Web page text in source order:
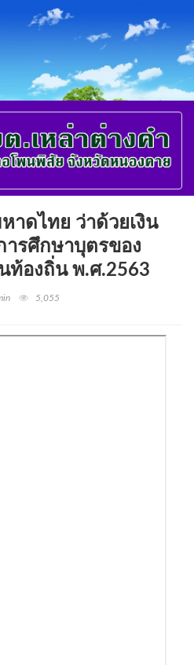
าดไทย ว่าด้วยเงิน
ารศึกษาบุตรของ
ท้องถิ่น พ.ศ.2563
5,055